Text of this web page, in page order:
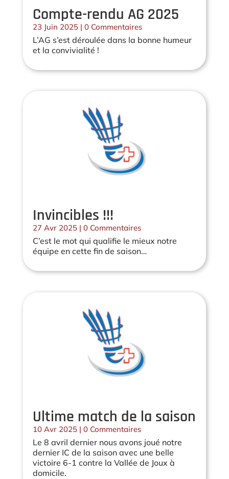
Compte-rendu AG 2025
23 Juin 2025| 0 Commentaires
L’AG s’est déroulée dans la bonne humeur
et la convivialité !
Invincibles !!!
27 Avr 2025| 0 Commentaires
C’est le mot qui qualifie le mieux notre
équipe en cette fin de saison…
Ultime match de la saison
10 Avr 2025| 0 Commentaires
Le 8 avril dernier nous avons joué notre
dernier IC de la saison avec une belle
victoire 6-1 contre la Vallée de Joux à
domicile.